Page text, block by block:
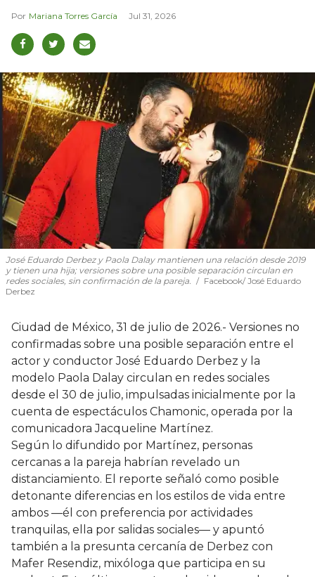
Mariana Torres García Jul 31, 2026
José Eduardo Derbez y Paola Dalay mantienen una relación desde 2019
y tienen una hija; versiones sobre una posible separación circulan en
redes sociales, sin confirmación de la pareja.
Facebook/ José Eduardo
Derbez
Ciudad de México, 31 de julio de 2026.- Versiones no
confirmadas sobre una posible separación entre el
actor y conductor José Eduardo Derbez y la
modelo Paola Dalay circulan en redes sociales
desde el 30 de julio, impulsadas inicialmente por la
cuenta de espectáculos Chamonic, operada por la
comunicadora Jacqueline Martínez.
Según lo difundido por Martínez, personas
cercanas a la pareja habrían revelado un
distanciamiento. El reporte señaló como posible
detonante diferencias en los estilos de vida entre
ambos —él con preferencia por actividades
tranquilas, ella por salidas sociales— y apuntó
también a la presunta cercanía de Derbez con
Mafer Resendiz, mixóloga que participa en su